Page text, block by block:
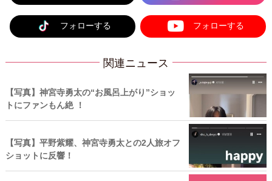
フォローする フォローする
関連ニュース
【写真】神宮寺勇太の“お風呂上がり”ショッ
トにファンもん絶 ！
【写真】平野紫耀、神宮寺勇太との2人旅オフ
ショットに反響！